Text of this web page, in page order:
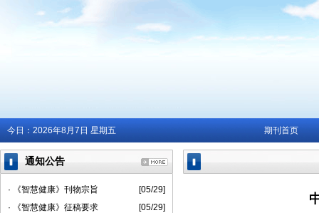
今日： 2026年8月7日 星期五 期刊首页
通知公告
· 《智慧健康》刊物宗旨
[05/29]
· 《智慧健康》征稿要求
[05/29]